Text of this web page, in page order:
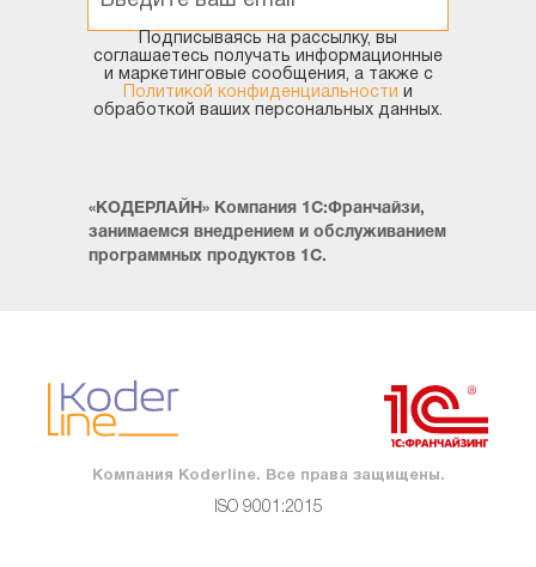
Технология работы
Подписываясь на рассылку, вы
соглашаетесь получать информационные
и маркетинговые сообщения, а также с
Политикой конфиденциальности и
обработкой ваших персональных данных.
«КОДЕРЛАЙН» Компания 1С:Франчайзи,
занимаемся внедрением и обслуживанием
программных продуктов 1С.
Компания Koderline. Все права защищены.
ISO 9001:2015